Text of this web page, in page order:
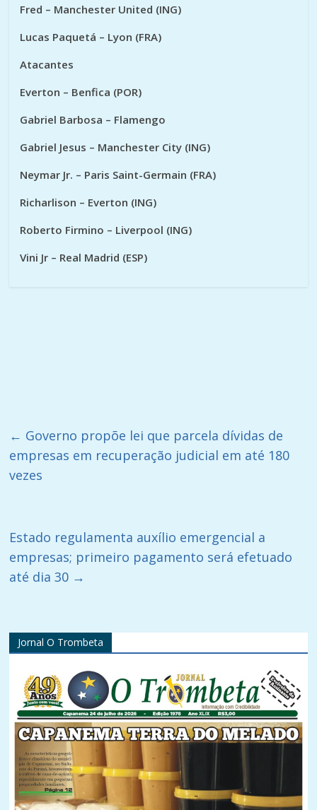
Fred – Manchester United (ING)
Lucas Paquetá – Lyon (FRA)
Atacantes
Everton – Benfica (POR)
Gabriel Barbosa – Flamengo
Gabriel Jesus – Manchester City (ING)
Neymar Jr. – Paris Saint-Germain (FRA)
Richarlison – Everton (ING)
Roberto Firmino – Liverpool (ING)
Vini Jr – Real Madrid (ESP)
← Governo propõe lei que parcela dívidas de
empresas em recuperação judicial em até 180
vezes
Estado regulamenta auxílio emergencial a
empresas; primeiro pagamento será efetuado
até dia 30 →
Jornal O Trombeta